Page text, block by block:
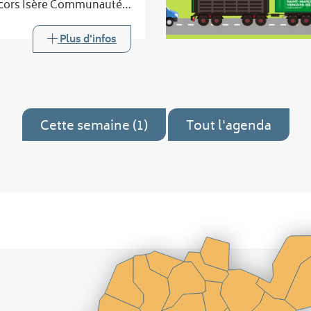
Isère Communauté,
plus éloignées des trois
Plus d'infos
Cette semaine (1) Tout l'agenda